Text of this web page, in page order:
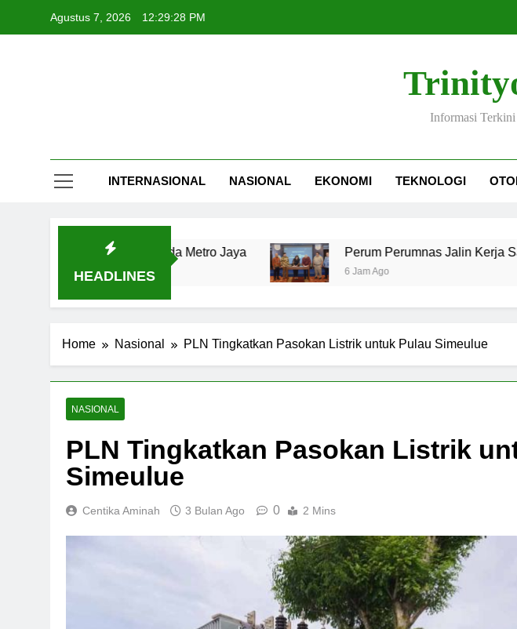
Agustus 7, 2026 12:29:29 PM
Informasi Terkini
INTERNASIONAL NASIONAL EKONOMI TEKNOLOGI
HEADLINES
Utama Polda Metro Jaya Perum Perumnas Jalin Kerja Sama
6 Jam Ago
Home Nasional PLN Tingkatkan Pasokan Listrik untuk Pulau Simeulue
NASIONAL
PLN Tingkatkan Pasokan Listrik
Simeulue
Centika Aminah 3 Bulan Ago 0 2 Mins